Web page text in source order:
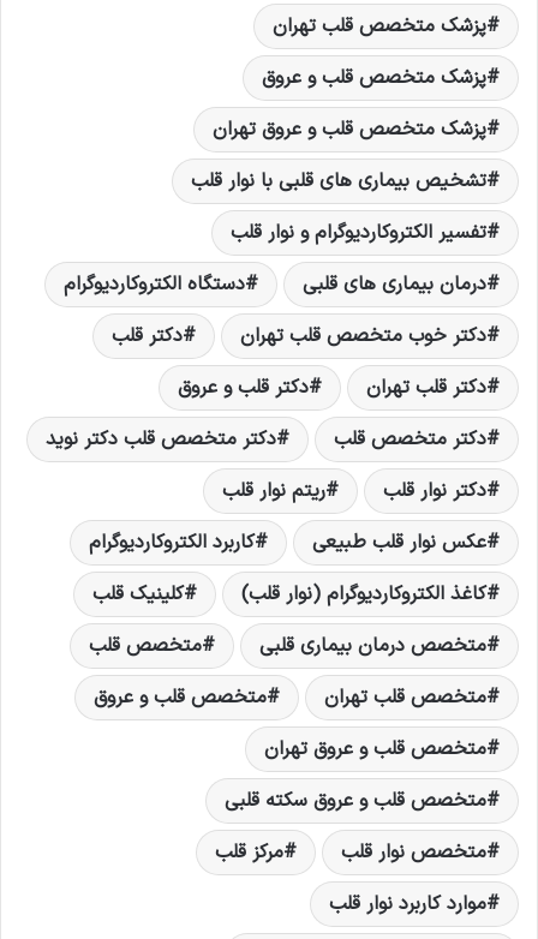
پزشک متخصص قلب تهران
پزشک متخصص قلب و عروق
پزشک متخصص قلب و عروق تهران
تشخیص بیماری های قلبی با نوار قلب
تفسیر الکتروکاردیوگرام و نوار قلب
درمان بیماری های قلبی
دستگاه الکتروکاردیوگرام
دکتر خوب متخصص قلب تهران
دکتر قلب
دکتر قلب تهران
دکتر قلب و عروق
دکتر متخصص قلب
دکتر متخصص قلب دکتر نوید
دکتر نوار قلب
ریتم نوار قلب
عکس نوار قلب طبیعی
کاربرد الکتروکاردیوگرام
کاغذ الکتروکاردیوگرام (نوار قلب)
کلینیک قلب
متخصص درمان بیماری قلبی
متخصص قلب
متخصص قلب تهران
متخصص قلب و عروق
متخصص قلب و عروق تهران
متخصص قلب و عروق سکته قلبی
متخصص نوار قلب
مرکز قلب
موارد کاربرد نوار قلب